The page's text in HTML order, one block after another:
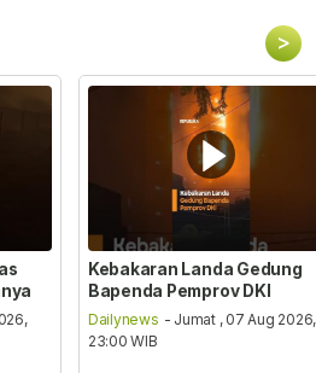
>
Kebakaran Landa Gedung
Bapenda Pemprov DKI
Dailynews - Jumat , 07 Aug 2026,
23:00 WIB